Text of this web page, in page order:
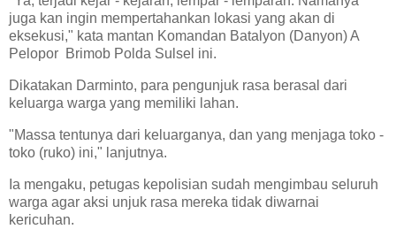
juga kan ingin mempertahankan lokasi yang akan di
eksekusi," kata mantan Komandan Batalyon (Danyon) A
Pelopor Brimob Polda Sulsel ini.
Dikatakan Darminto, para pengunjuk rasa berasal dari
keluarga warga yang memiliki lahan.
"Massa tentunya dari keluarganya, dan yang menjaga toko -
toko (ruko) ini," lanjutnya.
Ia mengaku, petugas kepolisian sudah mengimbau seluruh
warga agar aksi unjuk rasa mereka tidak diwarnai
kericuhan.